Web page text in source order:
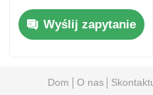
kompaktowym
105,5mm*67,2mm*3,0
mm wymiarów
Wyślij zapytanie
Dom O nas